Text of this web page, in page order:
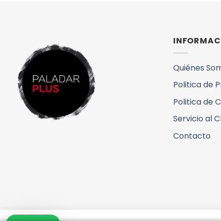
Quiénes
Politica de
Politica de
Servicio al
Contacto